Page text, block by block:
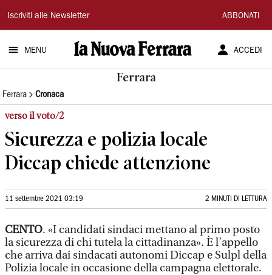
La
Nuova
Ferrara
Iscriviti alle Newsletter ABBONATI
MENU ACCEDI
Ferrara
Ferrara Cronaca
verso il voto/2
Sicurezza e polizia locale
Diccap chiede attenzione
11 settembre 2021 03:19 2 MINUTI DI LETTURA
CENTO. «I candidati sindaci mettano al primo posto
la sicurezza di chi tutela la cittadinanza». È l’appello
che arriva dai sindacati autonomi Diccap e Sulpl della
Polizia locale in occasione della campagna elettorale.